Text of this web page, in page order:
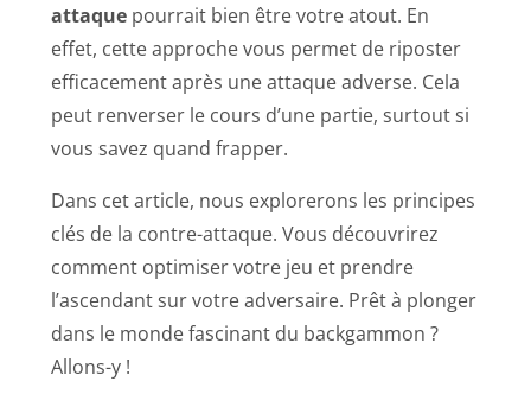
attaque pourrait bien être votre atout. En
effet, cette approche vous permet de riposter
efficacement après une attaque adverse. Cela
peut renverser le cours d’une partie, surtout si
vous savez quand frapper.
Dans cet article, nous explorerons les principes
clés de la contre-attaque. Vous découvrirez
comment optimiser votre jeu et prendre
l’ascendant sur votre adversaire. Prêt à plonger
dans le monde fascinant du backgammon ?
Allons-y !